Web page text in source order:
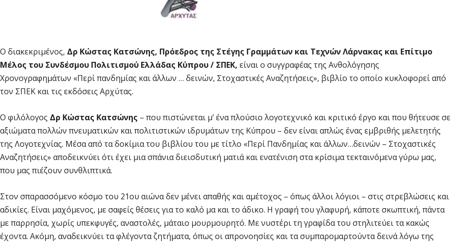
Ο διακεκριμένος, Δρ Κώστας Κατσώνης, Πρόεδρος της Στέγης Γραμμάτων και Τεχνών Λάρνακας και Επίτιμο
Μέλος του Συνδέσμου Πολιτισμού Ελλάδας Κύπρου / ΣΠΕΚ, είναι ο συγγραφέας της Ανθολόγησης
Χρονογραφημάτων «Περί πανδημίας και άλλων … δεινών, Στοχαστικές Αναζητήσεις», βιβλίο το οποίο κυκλοφορεί από
τον ΣΠΕΚ και τις εκδόσεις Αρχύτας.
Ο φιλόλογος Δρ Κώστας Κατσώνης – που πιστώνεται μ’ ένα πλούσιο λογοτεχνικό και κριτικό έργο και που θήτευσε σε
αξιώματα πολλών πνευματικών και πολιτιστικών ιδρυμάτων της Κύπρου – δεν είναι απλώς ένας εμβριθής μελετητής
της Λογοτεχνίας. Μέσα από τα δοκίμια του βιβλίου του με τίτλο «Περί Πανδημίας και άλλων…δεινών – Στοχαστικές
Αναζητήσεις» αποδεικνύει ότι έχει μια σπάνια διεισδυτική ματιά και ενατένιση στα κρίσιμα τεκταινόμενα γύρω μας,
που μας πιέζουν συνθλιπτικά.
Στον σπαρασσόμενο κόσμο του 21ου αιώνα δεν μένει απαθής και αμέτοχος – όπως άλλοι λόγιοι – στις στρεβλώσεις και
αδικίες. Είναι μαχόμενος, με σαφείς θέσεις για το καλό μα και το άδικο. Η γραφή του γλαφυρή, κάποτε σκωπτική, πάντα
με παρρησία, χωρίς υπεκφυγές, αναστολές, μάταιο μουρμουρητό. Με νυστέρι τη γραφίδα του στηλιτεύει τα κακώς
έχοντα. Ακόμη, αναδεικνύει τα φλέγοντα ζητήματα, όπως οι απρονοησίες και τα συμπαρομαρτούντα δεινά λόγω της